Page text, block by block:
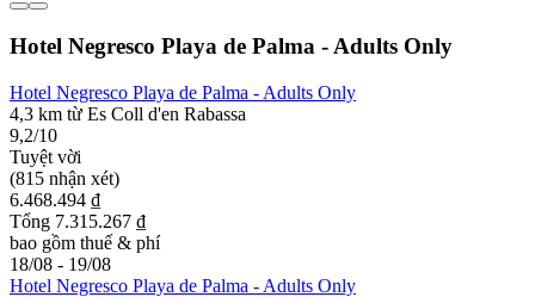
Hotel Negresco Playa de Palma - Adults Only
Hotel Negresco Playa de Palma - Adults Only
4,3 km từ Es Coll d'en Rabassa
9,2/10
Tuyệt vời
(815 nhận xét)
6.468.494 ₫
Tổng 7.315.267 ₫
bao gồm thuế & phí
18/08 - 19/08
Hotel Negresco Playa de Palma - Adults Only